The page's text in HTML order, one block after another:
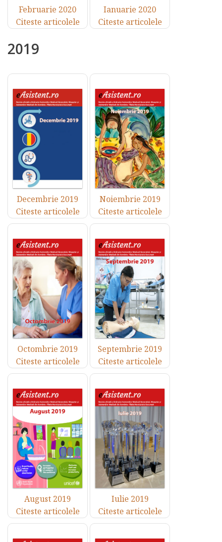
Februarie 2020
Citeste articolele
Ianuarie 2020
Citeste articolele
2019
Decembrie 2019
Citeste articolele
Noiembrie 2019
Citeste articolele
Octombrie 2019
Citeste articolele
Septembrie 2019
Citeste articolele
August 2019
Citeste articolele
Iulie 2019
Citeste articolele